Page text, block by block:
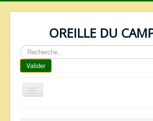
OREILLE DU
Rechercher
Valider
Basculer
la